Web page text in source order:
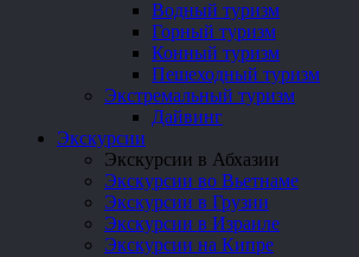
Водный туризм
Горный туризм
Конный туризм
Пешеходный туризм
Экстремальный туризм
Дайвинг
Экскурсии
Экскурсии в Абхазии
Экскурсии во Вьетнаме
Экскурсии в Грузии
Экскурсии в Израиле
Экскурсии на Кипре